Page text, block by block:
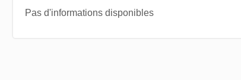
Pas d'informations disponibles